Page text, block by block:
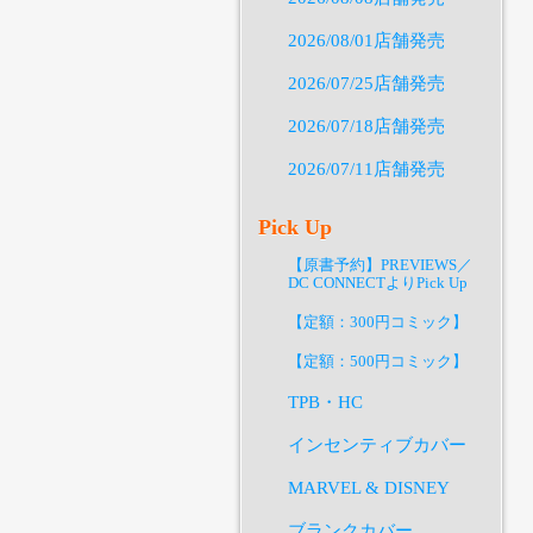
2026/08/01店舗発売
2026/07/25店舗発売
2026/07/18店舗発売
2026/07/11店舗発売
Pick Up
【原書予約】PREVIEWS／
DC CONNECTよりPick Up
【定額：300円コミック】
【定額：500円コミック】
TPB・HC
インセンティブカバー
MARVEL & DISNEY